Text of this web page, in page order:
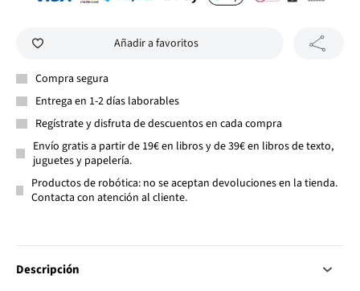
Añadir a favoritos
Compra segura
Entrega en 1-2 días laborables
Regístrate y disfruta de descuentos en cada compra
Envío gratis a partir de 19€ en libros y de 39€ en libros de texto,
juguetes y papelería.
Productos de robótica: no se aceptan devoluciones en la tienda.
Contacta con atención al cliente.
Descripción